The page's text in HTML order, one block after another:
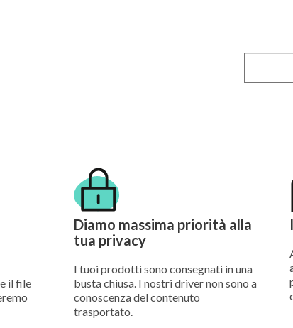
il file
Diamo massima priorità alla
tua privacy
I tuoi prodotti sono consegnati in una
busta chiusa. I nostri driver non sono a
conoscenza del contenuto
trasportato.